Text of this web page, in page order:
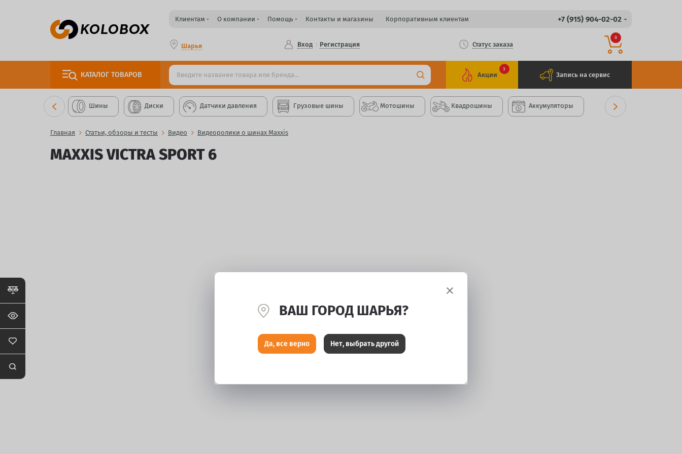
Клиентам О компании Помощь Контакты и магазины Корпоративным клиентам +7 (915) 904-02-02
Шарья Вход Регистрация Статус заказа
0
КАТАЛОГ ТОВАРОВ Акции
3
Запись на сервис
Шины Диски Датчики давления Грузовые шины Мотошины Квадрошины Аккумуляторы
Главная Статьи, обзоры и тесты Видео Видеоролики о шинах Maxxis
MAXXIS VICTRA SPORT 6
ВАШ ГОРОД ШАРЬЯ?
Да, все верно Нет, выбрать другой